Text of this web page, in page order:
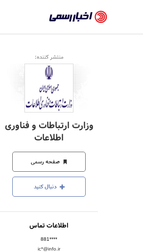
رسمی
-
اخبار
تایید
شده
شرکت‌ها،
سازمان‌ها
و
روابط
عمومی‌ها
منتشر کننده:
وزارت ارتباطات و فناوری
اطلاعات
صفحه رسمی
دنبال کنید
اطلاعات تماس
881****
ic*@info.ir